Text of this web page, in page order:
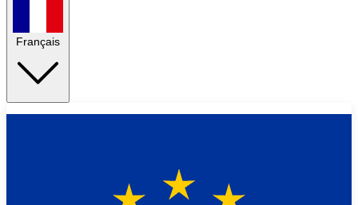
Français